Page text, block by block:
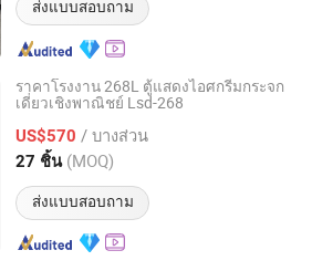
ส่งแบบสอบถาม
ราคาโรงงาน 268L ตู้แสดงไอศกรีมกระจก
เดี่ยวเชิงพาณิชย์ Lsd-268
US$570 / บางส่วน
27 ชิ้น (MOQ)
ส่งแบบสอบถาม
Technology Co., Ltd.
อัตราจาก 2011